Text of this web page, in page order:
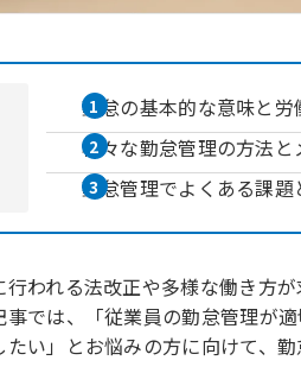
勤怠の基本的な意味と
様々な勤怠管理の方法
勤怠管理でよくある課題
われる法改正や多様な働き方
事では、「従業員の勤怠管理が
たい」とお悩みの方に向けて、